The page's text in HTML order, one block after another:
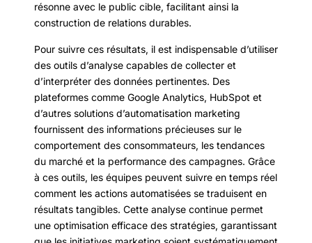
résonne avec le public cible, facilitant ainsi la
construction de relations durables.
Pour suivre ces résultats, il est indispensable d’utiliser
des outils d’analyse capables de collecter et
d’interpréter des données pertinentes. Des
plateformes comme Google Analytics, HubSpot et
d’autres solutions d’automatisation marketing
fournissent des informations précieuses sur le
comportement des consommateurs, les tendances
du marché et la performance des campagnes. Grâce
à ces outils, les équipes peuvent suivre en temps réel
comment les actions automatisées se traduisent en
résultats tangibles. Cette analyse continue permet
une optimisation efficace des stratégies, garantissant